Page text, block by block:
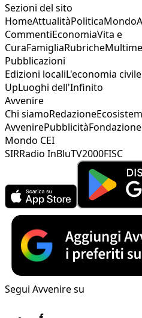
Sezioni del sito
HomeAttualitàPoliticaMondo
CommentiEconomiaVita e
CuraFamigliaRubriche
Pubblicazioni
Edizioni localiL'economia civile
UpLuoghi dell'Infinito
Avvenire
Chi siamoRedazione
AvvenirePubblicità
Mondo CEI
SIRRadio InBluTV2000FISC
Segui Avvenire su